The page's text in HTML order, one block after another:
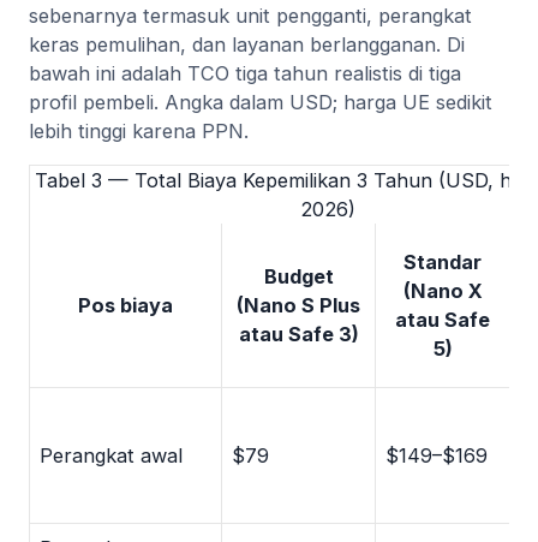
sebenarnya termasuk unit pengganti, perangkat
keras pemulihan, dan layanan berlangganan. Di
bawah ini adalah TCO tiga tahun realistis di tiga
profil pembeli. Angka dalam USD; harga UE sedikit
lebih tinggi karena PPN.
Tabel 3 — Total Biaya Kepemilikan 3 Tahun (USD,
2026)
Pos biaya
Budget
(Nano S Plus
atau Safe 3)
Standar
(Nano X
atau Safe
5)
Perangkat awal $79 $149–$169